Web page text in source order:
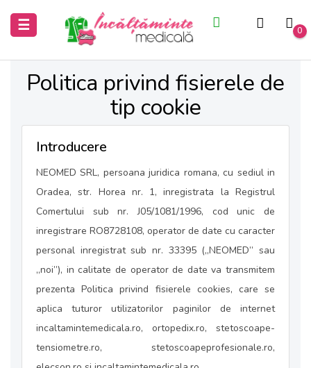
Toggle
navigation
☰ 0
Politica privind fisierele de
tip cookie
Introducere
NEOMED SRL, persoana juridica romana, cu sediul in
Oradea, str. Horea nr. 1, inregistrata la Registrul
Comertului sub nr. J05/1081/1996, cod unic de
inregistrare RO8728108, operator de date cu caracter
personal inregistrat sub nr. 33395 („NEOMED” sau
„noi”), in calitate de operator de date va transmitem
prezenta Politica privind fisierele cookies, care se
aplica tuturor utilizatorilor paginilor de internet
incaltamintemedicala.ro, ortopedix.ro, stetoscoape-
tensiometre.ro, stetoscoapeprofesionale.ro,
Inchide
Acasa
medicale
Inchide
Acasa
medicale